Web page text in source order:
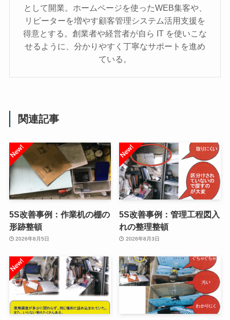
として開業。ホームページを使ったWEB集客や、
リピーターを増やす顧客管理システム活用支援を
得意とする。創業者や経営者が自ら IT を使いこな
せるように、分かりやすく丁寧なサポートを進め
ている。
関連記事
5S改善事例：作業机の棚の
形跡整頓
2026年8月5日
5S改善事例：管理工程図入
れの整理整頓
2026年8月3日